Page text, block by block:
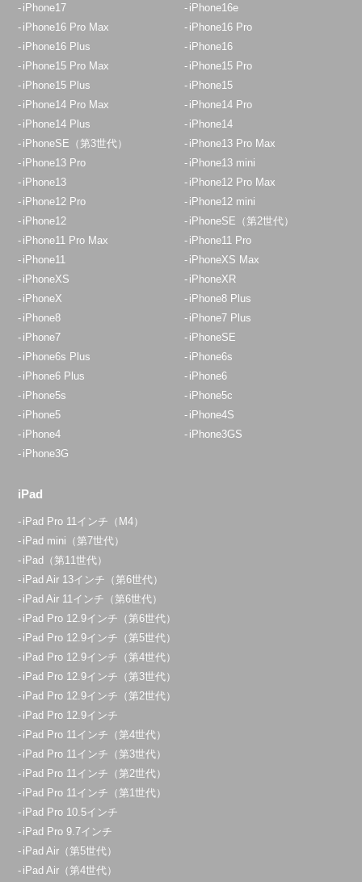
iPhone17
iPhone16e
iPhone16 Pro Max
iPhone16 Pro
iPhone16 Plus
iPhone16
iPhone15 Pro Max
iPhone15 Pro
iPhone15 Plus
iPhone15
iPhone14 Pro Max
iPhone14 Pro
iPhone14 Plus
iPhone14
iPhoneSE（第3世代）
iPhone13 Pro Max
iPhone13 Pro
iPhone13 mini
iPhone13
iPhone12 Pro Max
iPhone12 Pro
iPhone12 mini
iPhone12
iPhoneSE（第2世代）
iPhone11 Pro Max
iPhone11 Pro
iPhone11
iPhoneXS Max
iPhoneXS
iPhoneXR
iPhoneX
iPhone8 Plus
iPhone8
iPhone7 Plus
iPhone7
iPhoneSE
iPhone6s Plus
iPhone6s
iPhone6 Plus
iPhone6
iPhone5s
iPhone5c
iPhone5
iPhone4S
iPhone4
iPhone3GS
iPhone3G
iPad
iPad Pro 11インチ（M4）
iPad mini（第7世代）
iPad（第11世代）
iPad Air 13インチ（第6世代）
iPad Air 11インチ（第6世代）
iPad Pro 12.9インチ（第6世代）
iPad Pro 12.9インチ（第5世代）
iPad Pro 12.9インチ（第4世代）
iPad Pro 12.9インチ（第3世代）
iPad Pro 12.9インチ（第2世代）
iPad Pro 12.9インチ
iPad Pro 11インチ（第4世代）
iPad Pro 11インチ（第3世代）
iPad Pro 11インチ（第2世代）
iPad Pro 11インチ（第1世代）
iPad Pro 10.5インチ
iPad Pro 9.7インチ
iPad Air（第5世代）
iPad Air（第4世代）